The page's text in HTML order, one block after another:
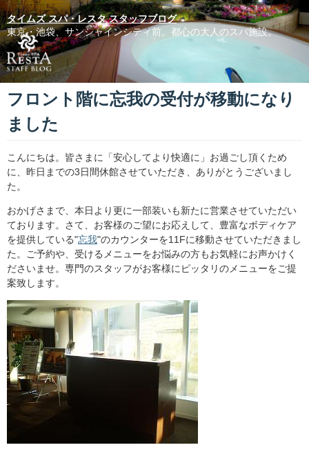
タイムズ スパ・レスタ スタッフブログ
東京・池袋、サンシャインシティ前。都心の大人のスパ施設。
フロント階に忘我の受付が移動になり
ました
こんにちは。皆さまに「安心してより快適に」お過ごし頂くため
に、昨日までの3日間休館させていただき、ありがとうございまし
た。
おかげさまで、本日より更に一部装いも新たに営業させていただい
ております。さて、お客様のご望にお応えして、豊富なボディケア
を提供している"忘我"のカウンターを11Fに移動させていただきまし
た。ご予約や、受けるメニューをお悩みの方もお気軽にお声かけく
ださいませ。専門のスタッフがお客様にピッタリのメニューをご提
案致します。